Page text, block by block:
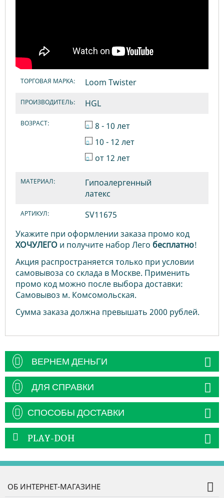
ТОРГОВАЯ МАРКА: Loom Twister
ПРОИЗВОДИТЕЛЬ: HGL
ВОЗРАСТ:
8 - 10 лет
10 - 12 лет
от 12 лет
МАТЕРИАЛ:
Гипоалергенный
латекс
АРТИКУЛ:
SV11675
Укажите при оформлении заказа промо код
ХОЧУЛЕГО и получите набор Лего бесплатно!
Акция распространяется только при условии
самовывоза со склада в Москве. Применить
промо код можно после выбора доставки:
Самовывоз м. Комсомольская.
Сумма заказа должна превышать 2000 рублей.
ВЕРНЕМ ДЕНЬГИ
ДЛЯ СПРАВКИ
СПОСОБЫ ДОСТАВКИ
PLAY-DOH
ОБ ИНТЕРНЕТ-МАГАЗИНЕ